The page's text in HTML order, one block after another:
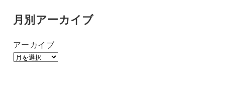
月別アーカイブ
アーカイブ